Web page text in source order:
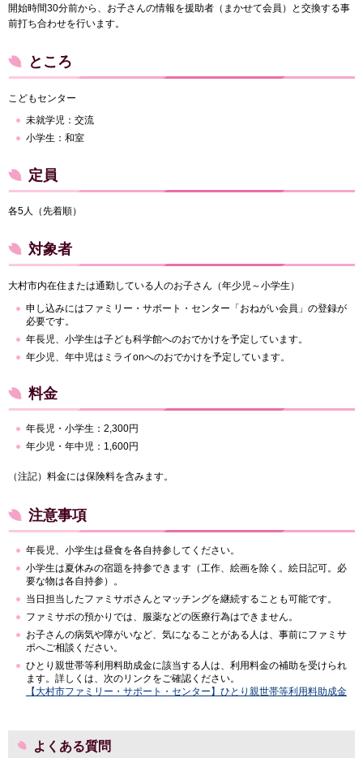
開始時間30分前から、お子さんの情報を援助者（まかせて会員）と交換する事
前打ち合わせを行います。
ところ
こどもセンター
未就学児：交流
小学生：和室
定員
各5人（先着順）
対象者
大村市内在住または通勤している人のお子さん（年少児～小学生）
申し込みにはファミリー・サポート・センター「おねがい会員」の登録が
必要です。
年長児、小学生は子ども科学館へのおでかけを予定しています。
年少児、年中児はミライonへのおでかけを予定しています。
料金
年長児・小学生：2,300円
年少児・年中児：1,600円
（注記）料金には保険料を含みます。
注意事項
年長児、小学生は昼食を各自持参してください。
小学生は夏休みの宿題を持参できます（工作、絵画を除く。絵日記可。必
要な物は各自持参）。
当日担当したファミサポさんとマッチングを継続することも可能です。
ファミサポの預かりでは、服薬などの医療行為はできません。
お子さんの病気や障がいなど、気になることがある人は、事前にファミサ
ポへご相談ください。
ひとり親世帯等利用料助成金に該当する人は、利用料金の補助を受けられ
ます。詳しくは、次のリンクをご確認ください。
【大村市ファミリー・サポート・センター】ひとり親世帯等利用料助成金
よくある質問